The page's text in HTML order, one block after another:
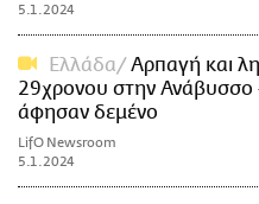
5.1.2024
Ελλάδα
Αρπαγή και
29χρονου στην Ανάβυσσο
άφησαν δεμένο
LifO Newsroom
5.1.2024